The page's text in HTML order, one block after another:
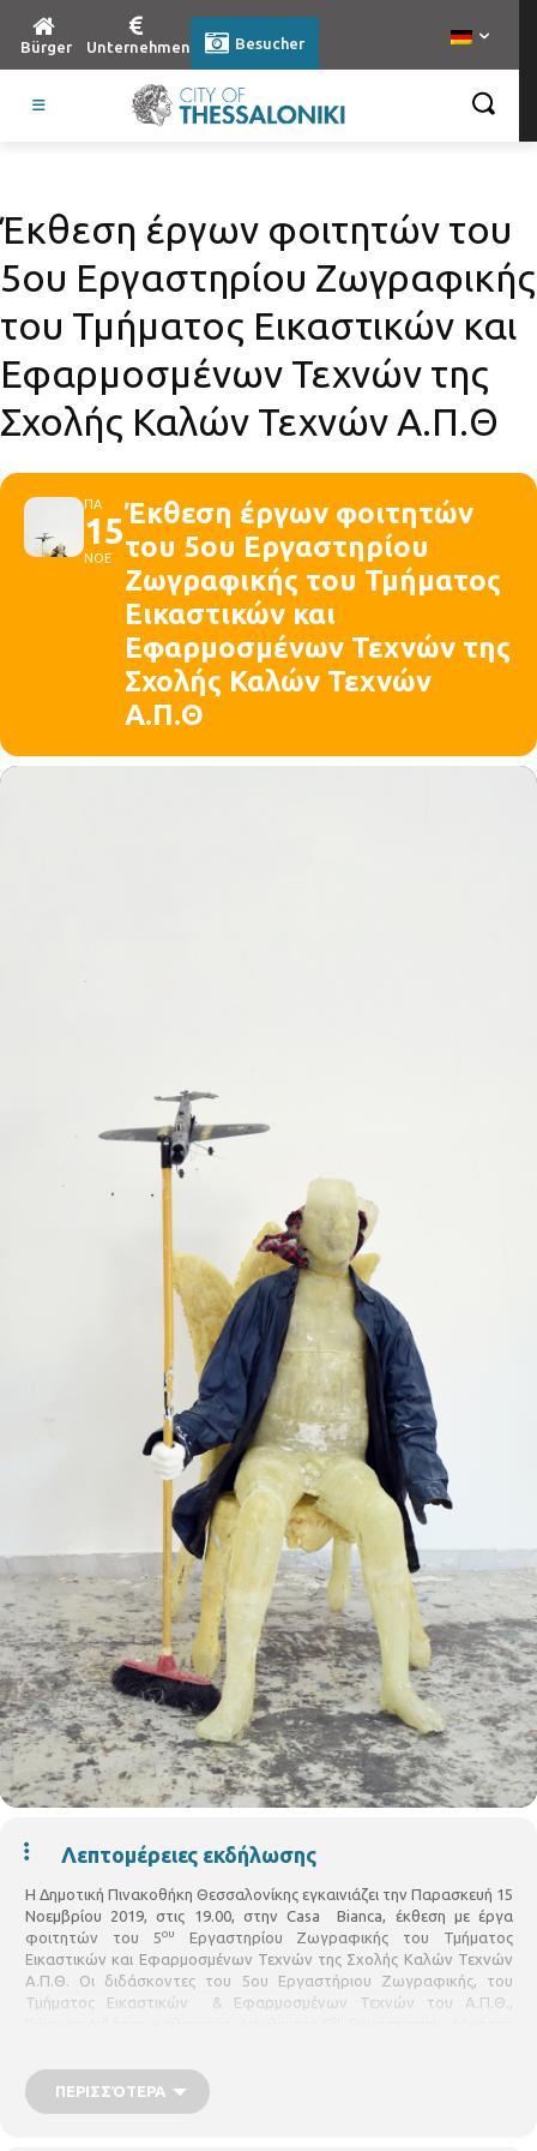
Bürger Unternehmen Besucher
Έκθεση έργων φοιτητών του
5ου Εργαστηρίου Ζωγραφικής
του Τμήματος Εικαστικών και
Εφαρμοσμένων Τεχνών της
Σχολής Καλών Τεχνών Α.Π.Θ
ΠΑ
15
ΝΟΕ
Έκθεση έργων φοιτητών
του 5ου Εργαστηρίου
Ζωγραφικής του Τμήματος
Εικαστικών και
Εφαρμοσμένων Τεχνών της
Σχολής Καλών Τεχνών
Α.Π.Θ
Λεπτομέρειες εκδήλωσης
Η Δημοτική Πινακοθήκη Θεσσαλονίκης εγκαινιάζει την Παρασκευή 15
Νοεμβρίου 2019, στις 19.00, στην Casa Bianca, έκθεση με έργα
φοιτητών του 5ου
Εργαστηρίου Ζωγραφικής του Τμήματος
Εικαστικών και Εφαρμοσμένων Τεχνών της Σχολής Καλών Τεχνών
Α.Π.Θ. Οι διδάσκοντες του 5ου Εργαστήριου Ζωγραφικής, του
Τμήματος Εικαστικών & Εφαρμοσμένων Τεχνών του Α.Π.Θ.,
Βοζαλή, ΕΕΠ και Αλίκη Μαρτζοπούλου, ΕΕΔΙΠ, πραγματοποιούν την
ετήσια έκθεση του Εργαστηρίου και παρουσιάζουν την εικαστική
έρευνα των φοιτητών του Εργαστηρίου, με έργα που βασίζονται σε
ΠΕΡΙΣΣΌΤΕΡΑ